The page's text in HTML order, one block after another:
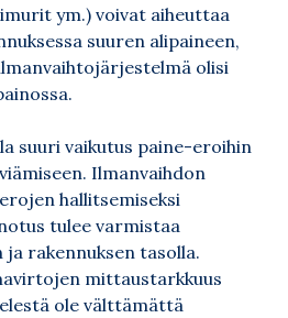
ym.) voivat aiheuttaa
suuren alipaineen,
olisi
suuri vaikutus paine-eroihin
Ilmanvaihdon
hallitsemiseksi
tulee varmistaa
rakennuksen tasolla.
mittaustarkkuus
ole välttämättä